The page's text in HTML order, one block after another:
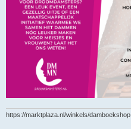
https://marktplaza.nl/winkels/damboekshop